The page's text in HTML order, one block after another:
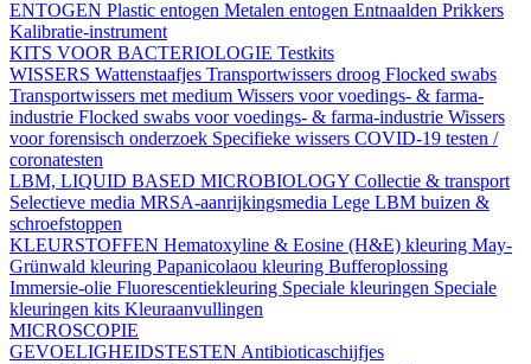
ENTOGEN Plastic entogen Metalen entogen Entnaalden Prikkers
Kalibratie-instrument
KITS VOOR BACTERIOLOGIE Testkits
WISSERS Wattenstaafjes Transportwissers droog Flocked swabs
Transportwissers met medium Wissers voor voedings- & farma-
industrie Flocked swabs voor voedings- & farma-industrie Wissers
voor forensisch onderzoek Specifieke wissers COVID-19 testen /
coronatesten
LBM, LIQUID BASED MICROBIOLOGY Collectie & transport
Selectieve media MRSA-aanrijkingsmedia Lege LBM buizen &
schroefstoppen
KLEURSTOFFEN Hematoxyline & Eosine (H&E) kleuring May-
Grünwald kleuring Papanicolaou kleuring Bufferoplossing
Immersie-olie Fluorescentiekleuring Speciale kleuringen Speciale
kleuringen kits Kleuraanvullingen
MICROSCOPIE
GEVOELIGHEIDSTESTEN Antibioticaschijfjes